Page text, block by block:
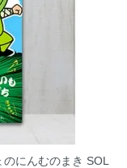
にんむのまき SOL